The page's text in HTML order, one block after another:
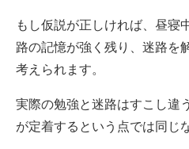
もし仮説が正しければ、昼寝
路の記憶が強く残り、迷路を
考えられます。
実際の勉強と迷路はすこし違
が定着するという点では同じ